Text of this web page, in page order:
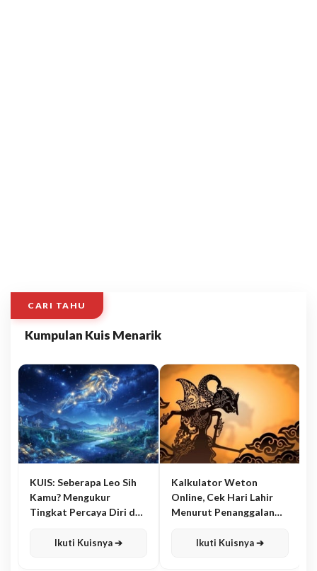
CARI TAHU
Kumpulan Kuis Menarik
KUIS: Seberapa Leo Sih
Kamu? Mengukur
Tingkat Percaya Diri dan
Ikuti Kuisnya ➔
Kalkulator Weton
Online, Cek Hari Lahir
Menurut Penanggalan
Ikuti Kuisnya ➔